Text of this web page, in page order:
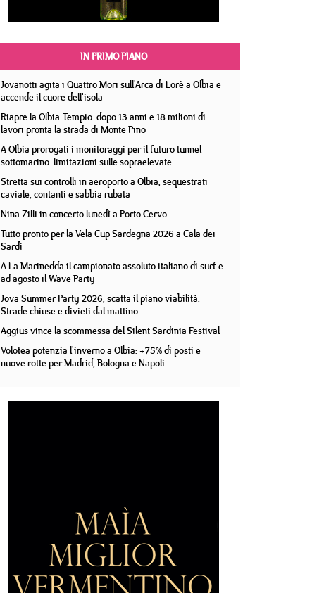
IN PRIMO PIANO
Jovanotti agita i Quattro Mori sull'Arca di Lorè a Olbia e
accende il cuore dell'isola
Riapre la Olbia-Tempio: dopo 13 anni e 18 milioni di
lavori pronta la strada di Monte Pino
A Olbia prorogati i monitoraggi per il futuro tunnel
sottomarino: limitazioni sulle sopraelevate
Stretta sui controlli in aeroporto a Olbia, sequestrati
caviale, contanti e sabbia rubata
Nina Zilli in concerto lunedì a Porto Cervo
Tutto pronto per la Vela Cup Sardegna 2026 a Cala dei
Sardi
A La Marinedda il campionato assoluto italiano di surf e
ad agosto il Wave Party
Jova Summer Party 2026, scatta il piano viabilità.
Strade chiuse e divieti dal mattino
Aggius vince la scommessa del Silent Sardinia Festival
Volotea potenzia l'inverno a Olbia: +75% di posti e
nuove rotte per Madrid, Bologna e Napoli